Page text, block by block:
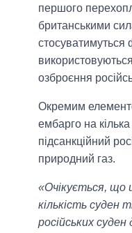
першого
британськими
озброєння
Окремим
ембарго на
підсанкційний
природний газ.
«Очікується, що
кількість суден
російських